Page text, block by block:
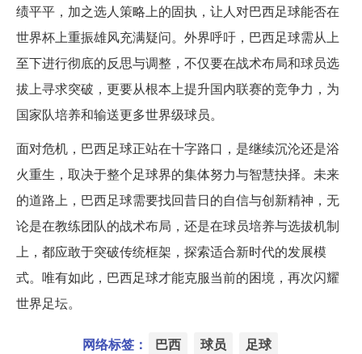
绩平平，加之选人策略上的固执，让人对巴西足球能否在
世界杯上重振雄风充满疑问。外界呼吁，巴西足球需从上
至下进行彻底的反思与调整，不仅要在战术布局和球员选
拔上寻求突破，更要从根本上提升国内联赛的竞争力，为
国家队培养和输送更多世界级球员。
面对危机，巴西足球正站在十字路口，是继续沉沦还是浴
火重生，取决于整个足球界的集体努力与智慧抉择。未来
的道路上，巴西足球需要找回昔日的自信与创新精神，无
论是在教练团队的战术布局，还是在球员培养与选拔机制
上，都应敢于突破传统框架，探索适合新时代的发展模
式。唯有如此，巴西足球才能克服当前的困境，再次闪耀
世界足坛。
网络标签： 巴西 球员 足球